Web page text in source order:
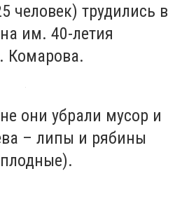
человек) трудились в
им. 40-летия
Комарова.
они убрали мусор и
– липы и рябины